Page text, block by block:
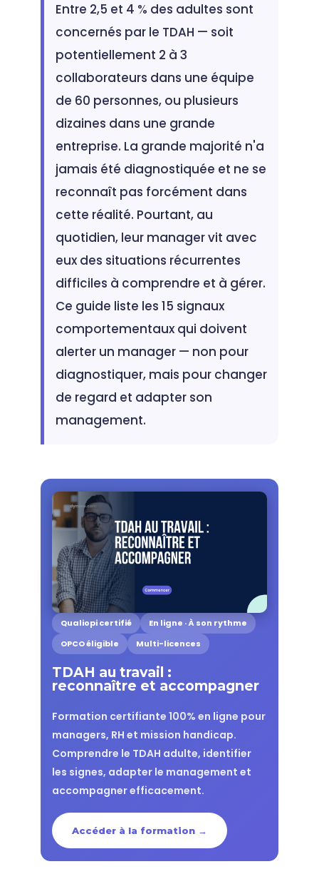
Entre 2,5 et 4 % des adultes sont
concernés par le TDAH — soit
potentiellement 2 à 3
collaborateurs dans une équipe
de 60 personnes, ou plusieurs
dizaines dans une grande
entreprise. La grande majorité n'a
jamais été diagnostiquée et ne se
reconnaît pas forcément dans
cette réalité. Pourtant, au
quotidien, leur manager vit avec
eux des situations récurrentes
difficiles à comprendre et à gérer.
Ce guide liste les 15 signaux
comportementaux qui doivent
alerter un manager — non pour
diagnostiquer, mais pour changer
de regard et adapter son
management.
Qualiopi certifié
En ligne · À son rythme
OPCO éligible
Multi-licences
TDAH au travail :
reconnaître et accompagner
Formation certifiante 100% en ligne pour
managers, RH et mission handicap.
Comprendre le TDAH adulte, identifier
les signes, adapter le management et
accompagner efficacement.
Accéder à la formation →